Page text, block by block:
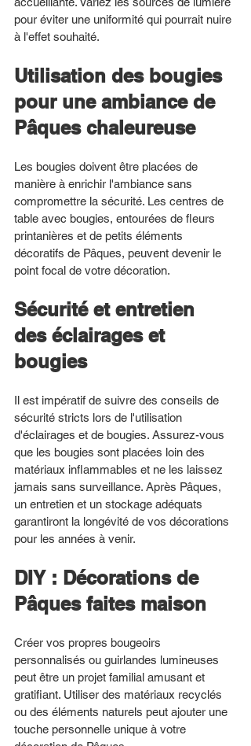
pour éviter une uniformité qui pourrait nuire
à l'effet souhaité.
Utilisation des bougies
pour une ambiance de
Pâques chaleureuse
Les bougies doivent être placées de
manière à enrichir l'ambiance sans
compromettre la sécurité. Les centres de
table avec bougies, entourées de fleurs
printanières et de petits éléments
décoratifs de Pâques, peuvent devenir le
point focal de votre décoration.
Sécurité et entretien
des éclairages et
bougies
Il est impératif de suivre des conseils de
sécurité stricts lors de l'utilisation
d'éclairages et de bougies. Assurez-vous
que les bougies sont placées loin des
matériaux inflammables et ne les laissez
jamais sans surveillance. Après Pâques,
un entretien et un stockage adéquats
garantiront la longévité de vos décorations
pour les années à venir.
DIY : Décorations de
Pâques faites maison
Créer vos propres bougeoirs
personnalisés ou guirlandes lumineuses
peut être un projet familial amusant et
gratifiant. Utiliser des matériaux recyclés
ou des éléments naturels peut ajouter une
touche personnelle unique à votre